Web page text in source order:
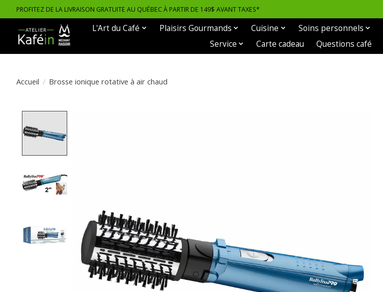
PROFITEZ DE LA LIVRAISON GRATUITE AU QUÉBEC À PARTIR DE 149$ AVANT TAXES*
L'Art du Café Plaisirs Gourmands Cuisine Soins personnels
Service
Carte cadeau Questions café
Accueil / Brosse ionique rotative à air chaud